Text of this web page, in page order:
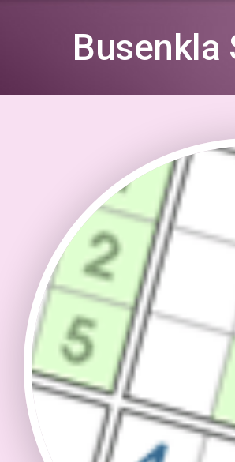
Busenkla